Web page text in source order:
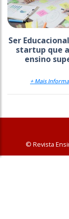
Ser
startup que
ensino
+ Mais
© Revista